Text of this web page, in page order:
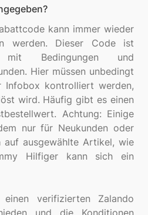
kann immer wieder
werden. Dieser Code ist
Bedingungen und
Hier müssen unbedingt
Infobox kontrolliert werden,
wird. Häufig gibt es einen
Achtung: Einige
nur für Neukunden oder
auf ausgewählte Artikel, wie
Hilfiger kann sich ein
verifizierten Zalando
und die Konditionen